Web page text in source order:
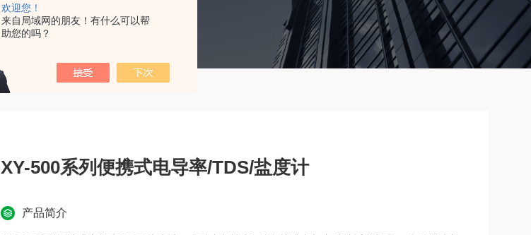
欢迎您！
来自局域网的朋友！有什么可以帮
助您的吗？
XY-500系列便携式电导率/TDS/盐度计
产品简介